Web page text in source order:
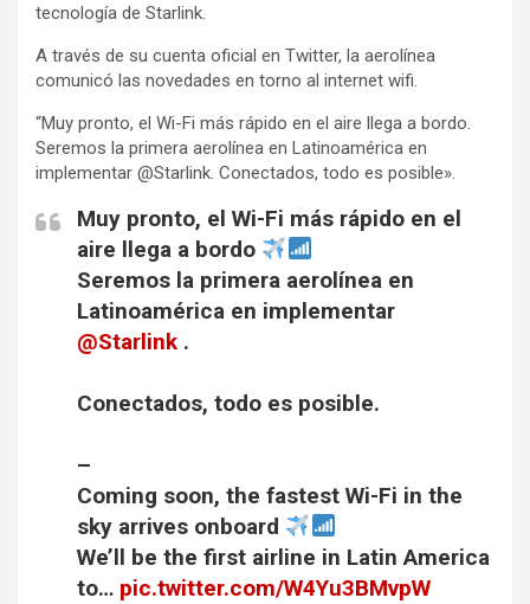
tecnología de Starlink.
A través de su cuenta oficial en Twitter, la aerolínea
comunicó las novedades en torno al internet wifi.
“Muy pronto, el Wi-Fi más rápido en el aire llega a bordo.
Seremos la primera aerolínea en Latinoamérica en
implementar @Starlink. Conectados, todo es posible».
Muy pronto, el Wi-Fi más rápido en el
aire llega a bordo
Seremos la primera aerolínea en
Latinoamérica en implementar
@Starlink .
Conectados, todo es posible.
–
Coming soon, the fastest Wi-Fi in the
sky arrives onboard
We’ll be the first airline in Latin America
to… pic.twitter.com/W4Yu3BMvpW